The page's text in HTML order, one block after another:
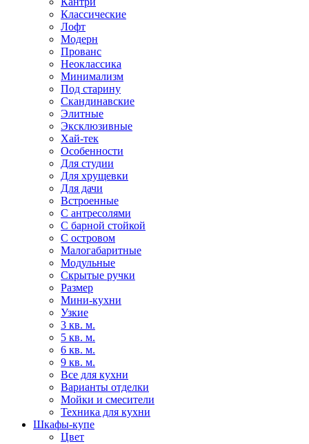
Классические
Лофт
Модерн
Прованс
Неоклассика
Минимализм
Под старину
Скандинавские
Элитные
Эксклюзивные
Хай-тек
Особенности
Для студии
Для хрущевки
Для дачи
Встроенные
С антресолями
С барной стойкой
С островом
Малогабаритные
Модульные
Скрытые ручки
Размер
Мини-кухни
Узкие
3 кв. м.
5 кв. м.
6 кв. м.
9 кв. м.
Все для кухни
Варианты отделки
Мойки и смесители
Техника для кухни
Шкафы-купе
Цвет